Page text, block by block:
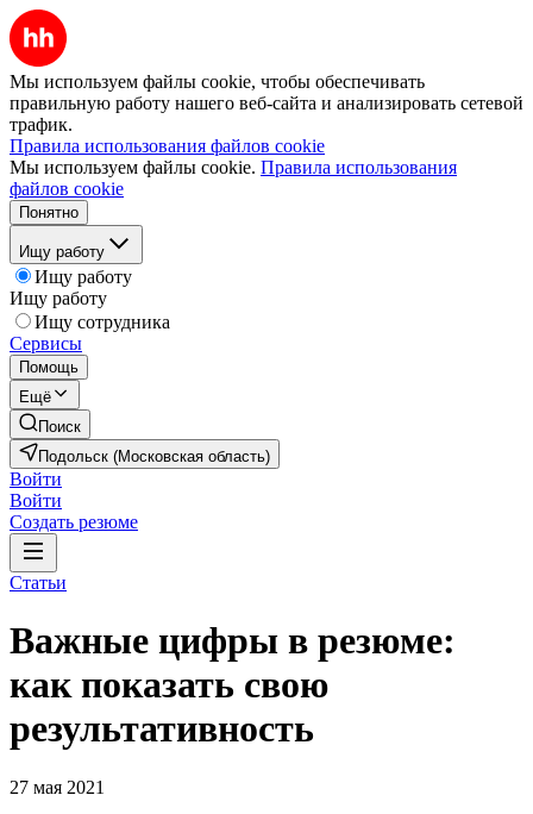
Мы используем файлы cookie, чтобы обеспечивать
правильную работу нашего веб-сайта и анализировать сетевой
трафик.
Правила использования файлов cookie
Мы используем файлы cookie. Правила использования
файлов cookie
Понятно
Ищу работу
Ищу работу
Ищу работу
Ищу сотрудника
Сервисы
Помощь
Ещё
Поиск
Подольск (Московская область)
Войти
Войти
Создать резюме
Статьи
Важные цифры в резюме:
как показать свою
результативность
27 мая 2021